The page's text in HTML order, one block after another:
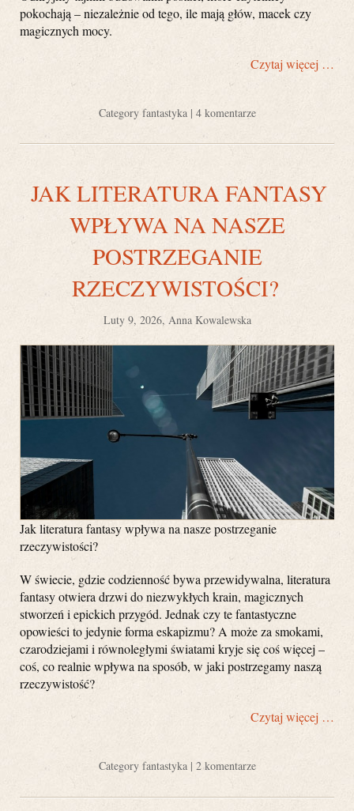
pokochają – niezależnie od tego, ile mają głów, macek czy
magicznych mocy.
Czytaj więcej …
Category fantastyka| 4 komentarze
JAK LITERATURA FANTASY
WPŁYWA NA NASZE
POSTRZEGANIE
RZECZYWISTOŚCI?
Luty 9, 2026, Anna Kowalewska
Jak literatura fantasy wpływa na nasze postrzeganie
rzeczywistości?
W świecie, gdzie codzienność bywa przewidywalna, literatura
fantasy otwiera drzwi do niezwykłych krain, magicznych
stworzeń i epickich przygód. Jednak czy te fantastyczne
opowieści to jedynie forma eskapizmu? A może za smokami,
czarodziejami i równoległymi światami kryje się coś więcej –
coś, co realnie wpływa na sposób, w jaki postrzegamy naszą
rzeczywistość?
Czytaj więcej …
Category fantastyka| 2 komentarze